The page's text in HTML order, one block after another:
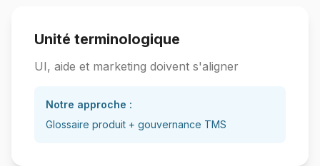
Unité terminologique
UI, aide et marketing doivent s'aligner
Notre approche :
Glossaire produit + gouvernance TMS